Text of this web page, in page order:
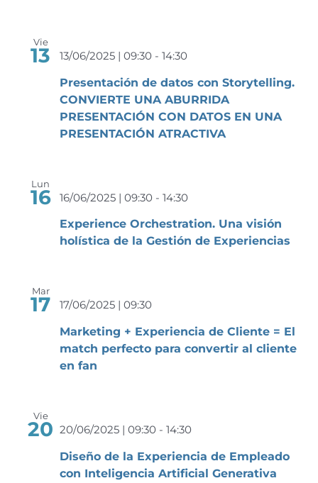
Vie
13
Presentación de datos con Storytelling.
CONVIERTE UNA ABURRIDA
PRESENTACIÓN CON DATOS EN UNA
PRESENTACIÓN ATRACTIVA
13/06/2025 | 09:30 - 14:30
Lun
16
Experience Orchestration. Una visión
holística de la Gestión de Experiencias
16/06/2025 | 09:30 - 14:30
Mar
17
Marketing + Experiencia de Cliente = El
match perfecto para convertir al cliente
en fan
17/06/2025 | 09:30
Vie
20
Diseño de la Experiencia de Empleado
con Inteligencia Artificial Generativa
20/06/2025 | 09:30 - 14:30